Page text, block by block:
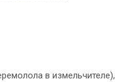
в измельчителе),